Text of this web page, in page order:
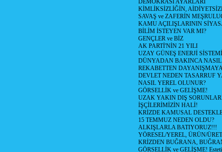
DEMOKRASİ AYARLARI
KİMLİKSİZLİĞİN,
SAVAŞ ve ZAFERİN
KAMU AÇILIŞLARININ
BİLİM İSTEYEN VAR MI?
GENÇLER ve BİZ
AK PARTİ'NİN 21 YILI
UZAY GÜNEŞ ENERJİ SİSTEMİ
DÜNYADAN BAKINCA
REKABETTEN
DEVLET NEDEN TASARRUF
NASIL YEREL OLUNUR?
GÖRSELLİK ve GELİŞME!
UZAK YAKIN DIŞ
İŞÇİLERİMİZİN HALİ!
KRİZDE KAMUSAL
15 TEMMUZ NEDEN OLDU?
ALKIŞLARLA BATIYORUZ!!!
YÖRESEL/YEREL, ÜRÜN/
KRİZDEN BUĞRANA,
GÖRSELLİK ve GELİŞME!